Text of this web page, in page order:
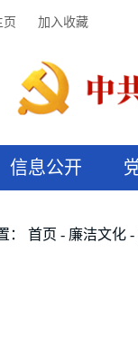
页 加入收藏
信息公开
： 首页 廉洁文化